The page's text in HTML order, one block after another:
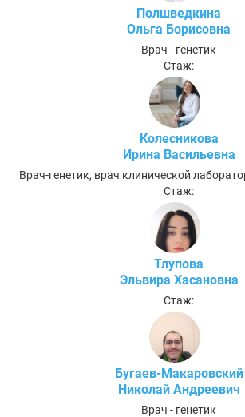
Полшведкина
Ольга Борисовна
Врач - генетик
Стаж:
Колесникова
Ирина Васильевна
Врач-генетик, врач клинической
Стаж:
Тлупова
Эльвира Хасановна
Стаж:
Бугаев-Макаровский
Николай Андреевич
Врач - генетик